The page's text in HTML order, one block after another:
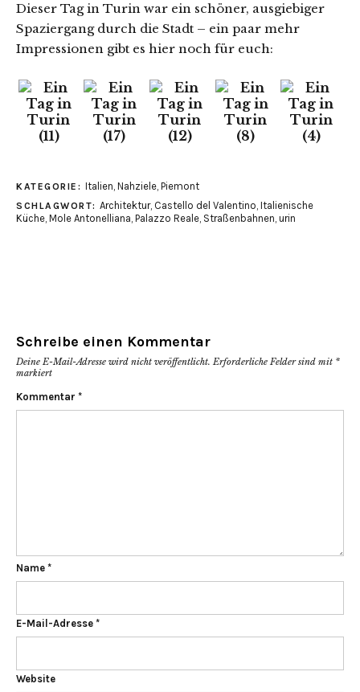
Dieser Tag in Turin war ein schöner, ausgiebiger
Spaziergang durch die Stadt – ein paar mehr
Impressionen gibt es hier noch für euch:
KATEGORIE: Italien, Nahziele, Piemont
SCHLAGWORT: Architektur, Castello del Valentino, Italienische
Küche, Mole Antonelliana, Palazzo Reale, Straßenbahnen, urin
Schreibe einen Kommentar
Deine E-Mail-Adresse wird nicht veröffentlicht. Erforderliche Felder sind mit *
markiert
Kommentar *
Name *
E-Mail-Adresse *
Website